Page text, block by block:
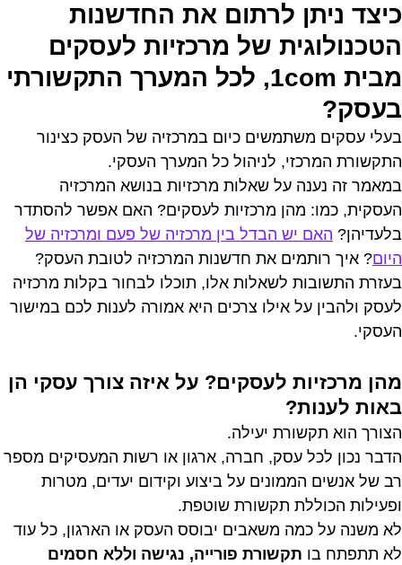
כיצד ניתן לרתום את החדשנות
הטכנולוגית של מרכזיות לעסקים
מבית 1com, לכל המערך התקשורתי
בעסק?
בעלי עסקים משתמשים כיום במרכזיה של העסק כצינור
התקשורת המרכזי, לניהול כל המערך העסקי.
במאמר זה נענה על שאלות מרכזיות בנושא המרכזיה
העסקית, כמו: מהן מרכזיות לעסקים? האם אפשר להסתדר
בלעדיהן? האם יש הבדל בין מרכזיה של פעם ומרכזיה של
היום? איך רותמים את חדשנות המרכזיה לטובת העסק?
בעזרת התשובות לשאלות אלו, תוכלו לבחור בקלות מרכזיה
לעסק ולהבין על אילו צרכים היא אמורה לענות לכם במישור
העסקי.
מהן מרכזיות לעסקים? על איזה צורך עסקי הן
באות לענות?
הצורך הוא תקשורת יעילה.
הדבר נכון לכל עסק, חברה, ארגון או רשות המעסיקים מספר
רב של אנשים הממונים על ביצוע וקידום יעדים, מטרות
ופעילות הכוללת תקשורת שוטפת.
לא משנה על כמה משאבים יבוסס העסק או הארגון, כל עוד
לא תתפתח בו תקשורת פורייה, נגישה וללא חסמים